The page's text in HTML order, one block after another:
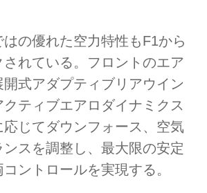
の優れた空力特性もF1から
されている。フロントのエア
式アダプティブリアウイン
ティブエアロダイナミクス
じてダウンフォース、空気
スを調整し、最大限の安定
ントロールを実現する。